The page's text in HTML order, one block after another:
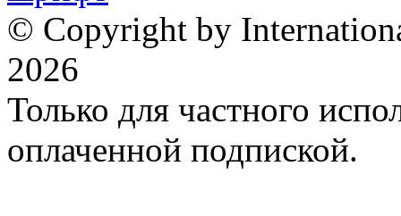
© Copyright by
2026
Только для частного
оплаченной подпиской.